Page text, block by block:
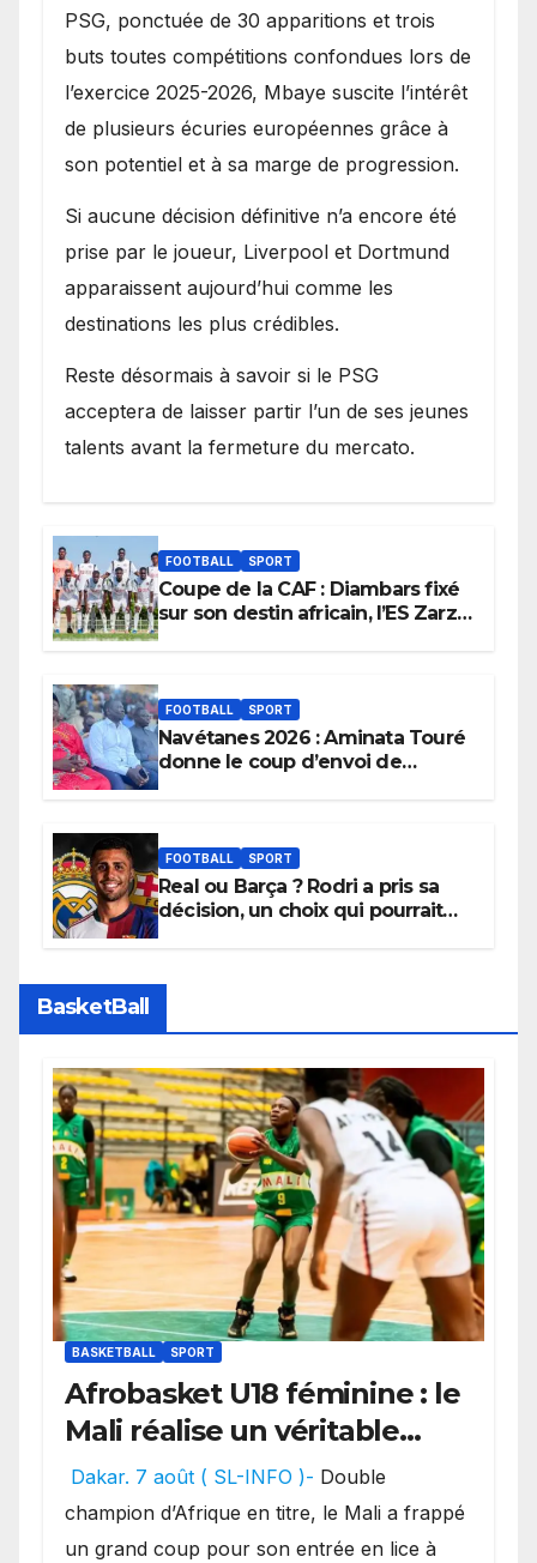
PSG, ponctuée de 30 apparitions et trois
buts toutes compétitions confondues lors de
l’exercice 2025-2026, Mbaye suscite l’intérêt
de plusieurs écuries européennes grâce à
son potentiel et à sa marge de progression.
Si aucune décision définitive n’a encore été
prise par le joueur, Liverpool et Dortmund
apparaissent aujourd’hui comme les
destinations les plus crédibles.
Reste désormais à savoir si le PSG
acceptera de laisser partir l’un de ses jeunes
talents avant la fermeture du mercato.
FOOTBALL SPORT
Coupe de la CAF : Diambars fixé
sur son destin africain, l’ES Zarzis
FOOTBALL SPORT
Navétanes 2026 : Aminata Touré
donne le coup d’envoi de
apaisées.
FOOTBALL SPORT
Real ou Barça ? Rodri a pris sa
décision, un choix qui pourrait
BasketBall
BASKETBALL SPORT
Afrobasket U18 féminine : le
Mali réalise un véritable
festival offensif et inflige
une lourde défaite au
Bénin.
Dakar. 7 août ( SL-INFO )- Double
champion d’Afrique en titre, le Mali a frappé
un grand coup pour son entrée en lice à